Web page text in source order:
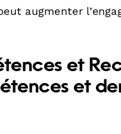
augmenter
et
et